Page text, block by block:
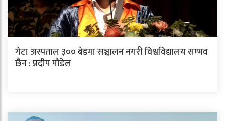
गेटा अस्पताल ३०० बेडमा सञ्चालन नगरी विश्वविद्यालय सम्भव
छैन : प्रदीप पौडेल